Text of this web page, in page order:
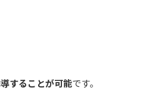
することが可能です。